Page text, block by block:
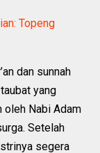
Topeng
dan sunnah
yang
oleh Nabi Adam
Setelah
segera